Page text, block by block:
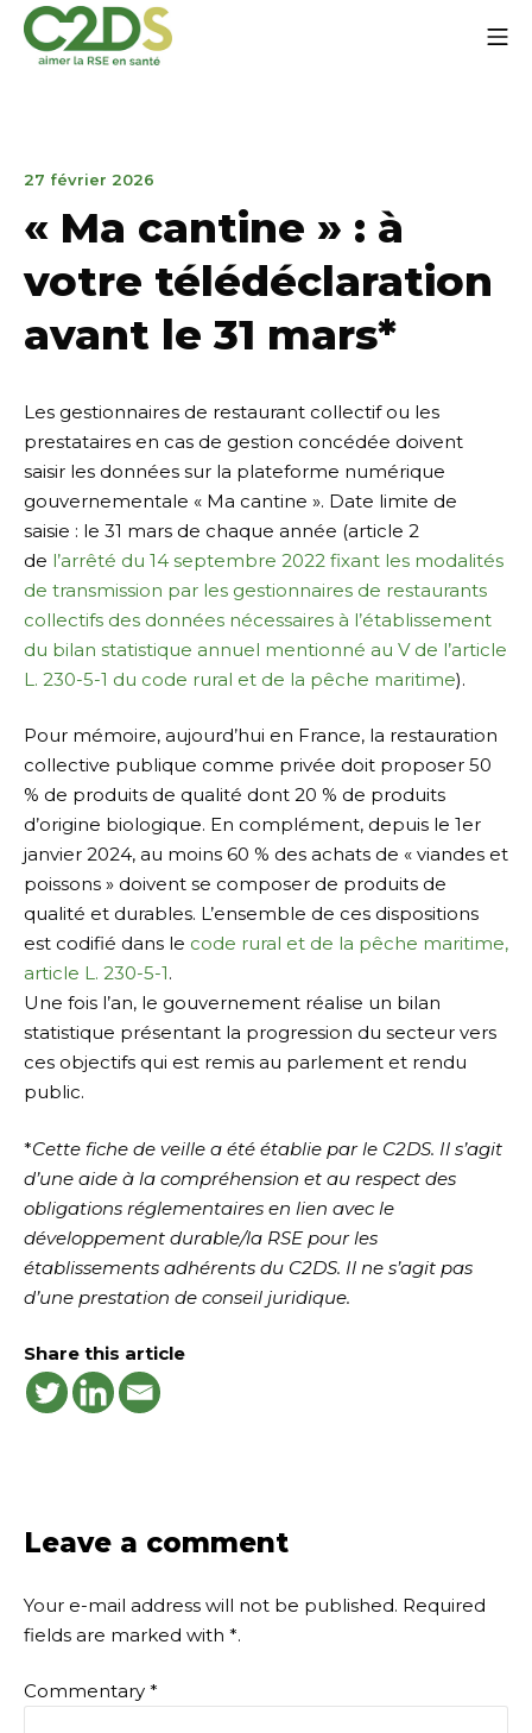
content
27 février 2026
2026
« Ma cantine » : à
votre télédéclaration
avant le 31 mars*
Les gestionnaires de restaurant collectif ou les
prestataires en cas de gestion concédée doivent
saisir les données sur la plateforme numérique
gouvernementale « Ma cantine ». Date limite de
saisie : le 31 mars de chaque année (article 2
de l’arrêté du 14 septembre 2022 fixant les modalités
de transmission par les gestionnaires de restaurants
collectifs des données nécessaires à l’établissement
du bilan statistique annuel mentionné au V de l’article
L. 230-5-1 du code rural et de la pêche maritime).
Pour mémoire, aujourd’hui en France, la restauration
collective publique comme privée doit proposer 50
% de produits de qualité dont 20 % de produits
d’origine biologique. En complément, depuis le 1er
janvier 2024, au moins 60 % des achats de « viandes et
poissons » doivent se composer de produits de
qualité et durables. L’ensemble de ces dispositions
est codifié dans le code rural et de la pêche maritime,
article L. 230-5-1.
Une fois l’an, le gouvernement réalise un bilan
statistique présentant la progression du secteur vers
ces objectifs qui est remis au parlement et rendu
public.
*Cette fiche de veille a été établie par le C2DS. Il s’agit
d’une aide à la compréhension et au respect des
obligations réglementaires en lien avec le
développement durable/la RSE pour les
établissements adhérents du C2DS. Il ne s’agit pas
d’une prestation de conseil juridique.
Share this article
Leave a comment
Your e-mail address will not be published. Required
fields are marked with *.
Commentary *